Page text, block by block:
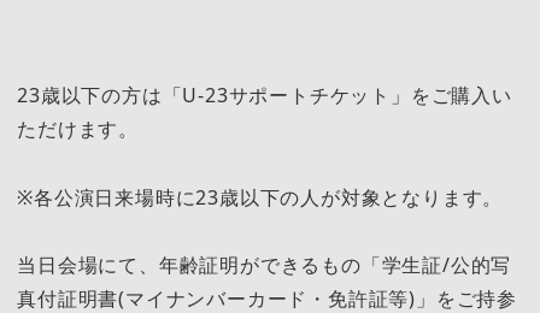
23歳以下の方は「U-23サポートチケット」をご購入い
ただけます。
※各公演日来場時に23歳以下の人が対象となります。
当日会場にて、年齢証明ができるもの「学生証/公的写
真付証明書(マイナンバーカード・免許証等)」をご持参